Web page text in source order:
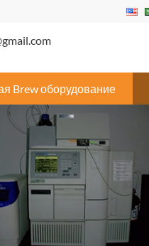
Brew оборудование